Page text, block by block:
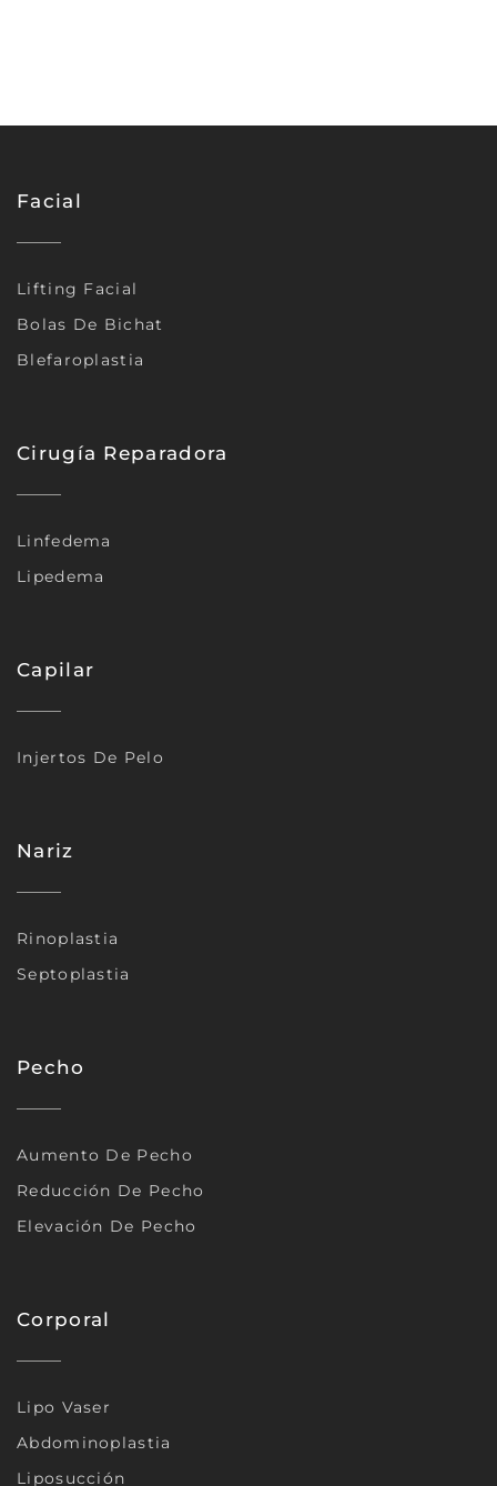
Facial
Lifting Facial
Bolas De Bichat
Blefaroplastia
Cirugía Reparadora
Linfedema
Lipedema
Capilar
Injertos De Pelo
Nariz
Rinoplastia
Septoplastia
Pecho
Aumento De Pecho
Reducción De Pecho
Elevación De Pecho
Corporal
Lipo Vaser
Abdominoplastia
Liposucción